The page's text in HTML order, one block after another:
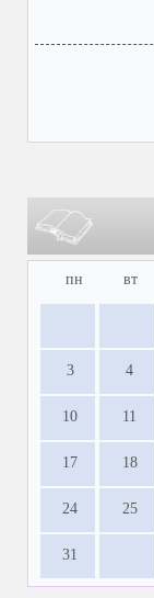
пн вт
3 4
10 11
17 18
24 25
31